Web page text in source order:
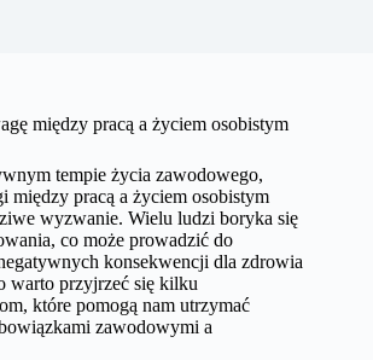
między pracą a życiem osobistym
tempie życia zawodowego,
między pracą a życiem osobistym
wyzwanie. Wielu ludzi boryka się
co może prowadzić do
konsekwencji dla zdrowia
warto przyjrzeć się kilku
które pomogą nam utrzymać
zawodowymi a